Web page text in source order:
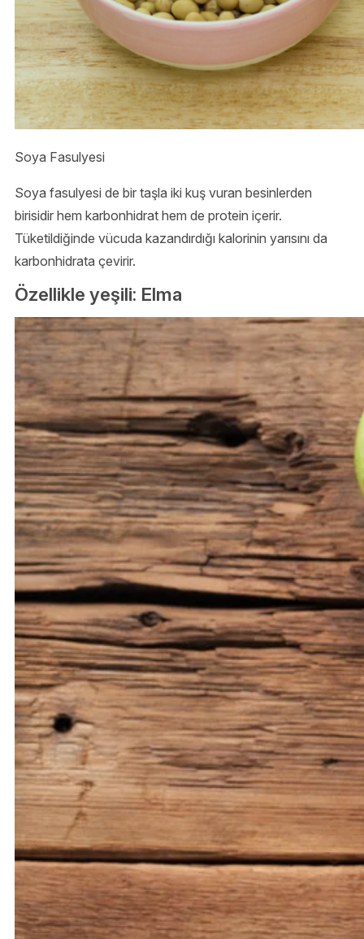
Soya Fasulyesi
Soya fasulyesi de bir taşla iki kuş vuran besinlerden
birisidir hem karbonhidrat hem de protein içerir.
Tüketildiğinde vücuda kazandırdığı kalorinin yarısını da
karbonhidrata çevirir.
Özellikle yeşili: Elma